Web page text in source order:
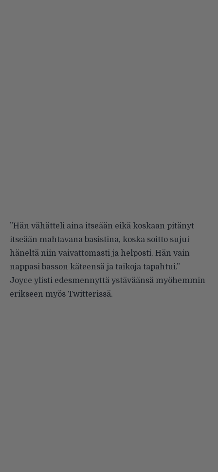
”Hän vähätteli aina itseään eikä koskaan pitänyt
itseään mahtavana basistina, koska soitto sujui
häneltä niin vaivattomasti ja helposti. Hän vain
nappasi basson käteensä ja taikoja tapahtui.”
Joyce ylisti edesmennyttä ystäväänsä myöhemmin
erikseen myös Twitterissä.